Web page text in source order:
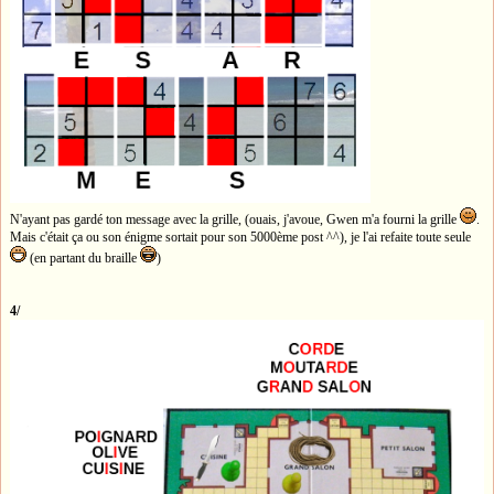
N'ayant pas gardé ton message avec la grille, (ouais, j'avoue, Gwen m'a fourni la grille
.
Mais c'était ça ou son énigme sortait pour son 5000ème post ^^), je l'ai refaite toute seule
(en partant du braille
)
4/